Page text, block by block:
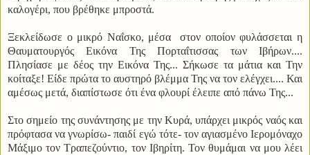
καλογέρι, που βρέθηκε μπροστά.
Ξεκλείδωσε ο μικρό Ναΐσκο, μέσα στον οποίον φυλάσσεται η
Θαυματουργός Εικόνα Της Πορταΐτισσας των Ιβήρων....
Πλησίασε με δέος την Εικόνα Της... Σήκωσε τα μάτια και Την
κοίταξε! Είδε πρώτα το αυστηρό βλέμμα Της να τον ελέγχει.... Και
αμέσως μετά, διαπίστωσε ότι ένα φλουρί έλειπε από πάνω Της...
Στο σημείο της συνάντησης με την Κυρά, υπάρχει μικρός ναός και
πρόφτασα να γνωρίσω- παιδί εγώ τότε- τον αγιασμένο Ιερομόναχο
Μάξιμο τον Τραπεζούντιο, τον Ιβηρίτη. Τον θυμάμαι να μου λέει